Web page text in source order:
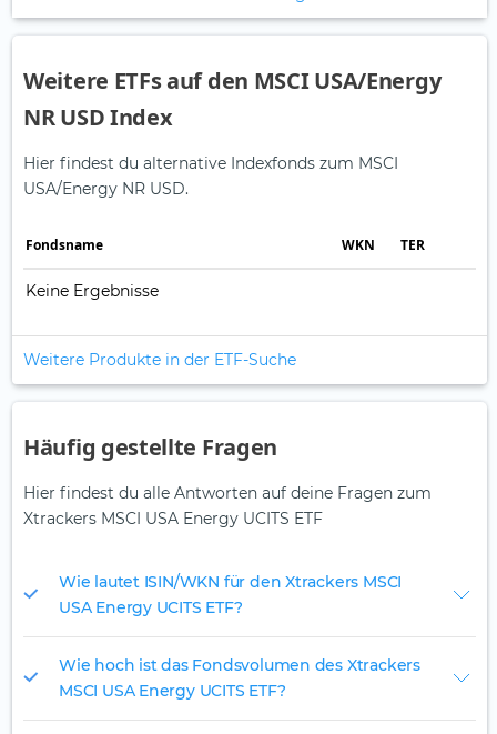
Weitere ETFs auf den MSCI USA/Energy
NR USD Index
Hier findest du alternative Indexfonds zum MSCI
USA/Energy NR USD.
Fonds­name WKN TER
Keine Ergebnisse
Weitere Produkte in der ETF-Suche
Häufig gestellte Fragen
Hier findest du alle Antworten auf deine Fragen zum
Xtrackers MSCI USA Energy UCITS ETF
Wie lautet ISIN/WKN für den Xtrackers MSCI
USA Energy UCITS ETF?
Wie hoch ist das Fondsvolumen des Xtrackers
MSCI USA Energy UCITS ETF?